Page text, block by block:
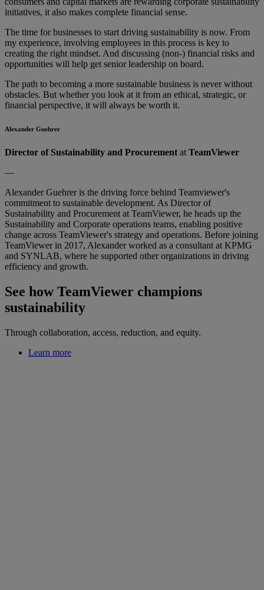
initiatives, it also makes complete financial sense.
The time for businesses to start driving sustainability is now. From
my experience, involving employees in this process is key to
creating the right mindset. And discussing (non-) financial risks and
opportunities will help get senior leadership on board.
The path to becoming a more sustainable business is never without
obstacles. But whether you look at it from an ethical, strategic, or
financial perspective, it will always be worth it.
Alexander Guehrer
Director of Sustainability and Procurement at TeamViewer
—
Alexander Guehrer is the driving force behind Teamviewer's
commitment to sustainable development. As Director of
Sustainability and Procurement at TeamViewer, he heads up the
Sustainability and Corporate operations teams, enabling positive
change across TeamViewer's strategy and operations. Before joining
TeamViewer in 2017, Alexander worked as a consultant at KPMG
and SYNLAB, where he supported other organizations in driving
efficiency and growth.
See how TeamViewer champions
sustainability
Through collaboration, access, reduction, and equity.
Learn more